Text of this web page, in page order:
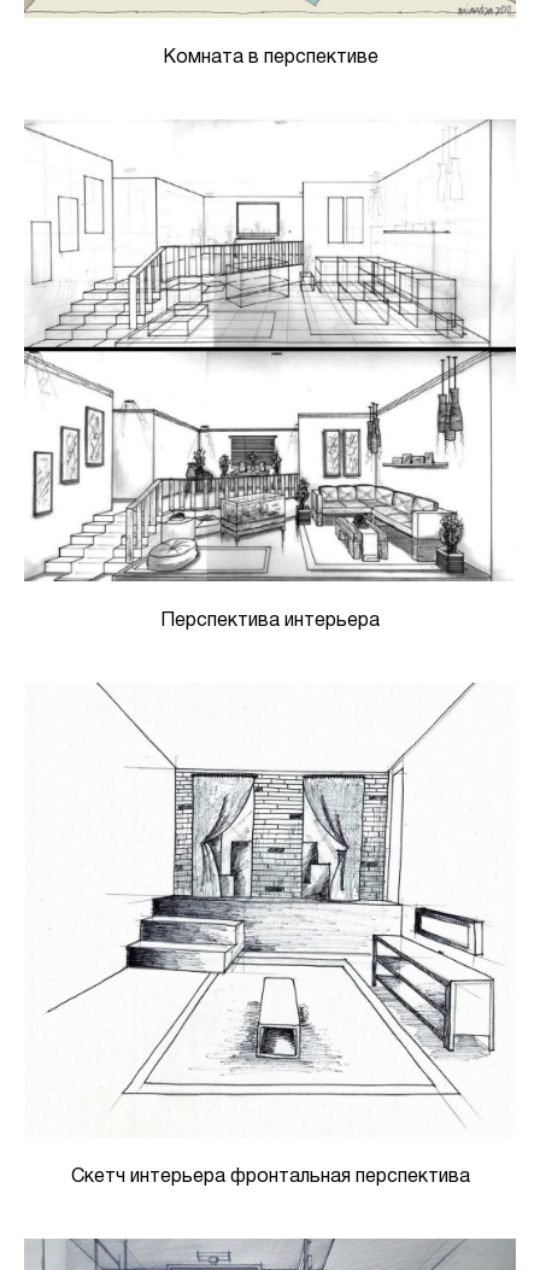
Комната в перспективе
Перспектива интерьера
Скетч интерьера фронтальная перспектива